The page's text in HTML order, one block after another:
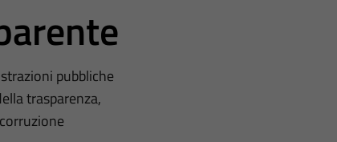
pubbliche
trasparenza,